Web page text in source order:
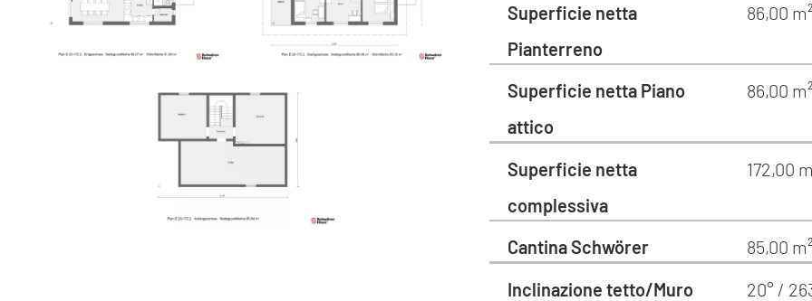
Superficie netta
Pianterreno
86,00 m²
Superficie netta Piano
attico
86,00 m²
Superficie netta
complessiva
172,00
Cantina Schwörer
85,00 m²
Inclinazione tetto/Muro
20° /